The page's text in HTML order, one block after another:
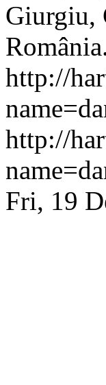
Giurgiu,
http://
http://
Fri, 19